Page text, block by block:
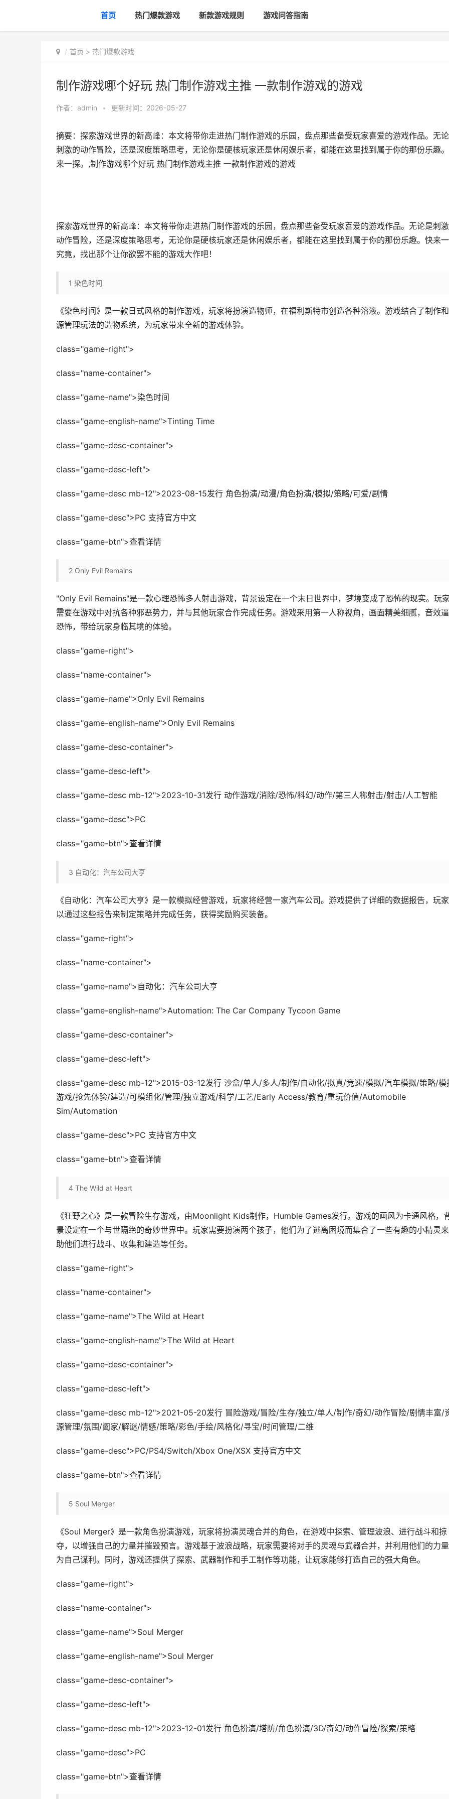
首页 热门爆款游戏 新款游戏规则 游戏问答指南
首页 > 热门爆款游戏
制作游戏哪个好玩 热门制作游戏主推 一款制作游戏的游戏
作者： admin • 更新时间：2026-05-27
摘要：探索游戏世界的新高峰：本文将带你走进热门制作游戏的乐园，盘点那些备受玩家喜爱的游戏作品。无
刺激的动作冒险，还是深度策略思考，无论你是硬核玩家还是休闲娱乐者，都能在这里找到属于你的那份乐趣
来一探。,制作游戏哪个好玩 热门制作游戏主推 一款制作游戏的游戏
探索游戏世界的新高峰：本文将带你走进热门制作游戏的乐园，盘点那些备受玩家喜爱的游戏作品。无论是刺
动作冒险，还是深度策略思考，无论你是硬核玩家还是休闲娱乐者，都能在这里找到属于你的那份乐趣。快来
究竟，找出那个让你欲罢不能的游戏大作吧！
1 染色时间
《染色时间》是一款日式风格的制作游戏，玩家将扮演造物师，在福利斯特市创造各种溶液。游戏结合了制作
源管理玩法的造物系统，为玩家带来全新的游戏体验。
class="game-right">
class="name-container">
class="game-name">染色时间
class="game-english-name">Tinting Time
class="game-desc-container">
class="game-desc-left">
class="game-desc mb-12">2023-08-15发行 角色扮演/动漫/角色扮演/模拟/策略/可爱/剧情
class="game-desc">PC 支持官方中文
class="game-btn">查看详情
2 Only Evil Remains
"Only Evil Remains"是一款心理恐怖多人射击游戏，背景设定在一个末日世界中，梦境变成了恐怖的现实。玩
需要在游戏中对抗各种邪恶势力，并与其他玩家合作完成任务。游戏采用第一人称视角，画面精美细腻，音效
恐怖，带给玩家身临其境的体验。
class="game-right">
class="name-container">
class="game-name">Only Evil Remains
class="game-english-name">Only Evil Remains
class="game-desc-container">
class="game-desc-left">
class="game-desc mb-12">2023-10-31发行 动作游戏/消除/恐怖/科幻/动作/第三人称射击/射击/人工智能
class="game-desc">PC
class="game-btn">查看详情
3 自动化：汽车公司大亨
《自动化：汽车公司大亨》是一款模拟经营游戏，玩家将经营一家汽车公司。游戏提供了详细的数据报告，玩
以通过这些报告来制定策略并完成任务，获得奖励购买装备。
class="game-right">
class="name-container">
class="game-name">自动化：汽车公司大亨
class="game-english-name">Automation: The Car Company Tycoon Game
class="game-desc-container">
class="game-desc-left">
class="game-desc mb-12">2015-03-12发行 沙盒/单人/多人/制作/自动化/拟真/竞速/模拟/汽车模拟/策略/模
游戏/抢先体验/建造/可模组化/管理/独立游戏/科学/工艺/Early Access/教育/重玩价值/Automobile
Sim/Automation
class="game-desc">PC 支持官方中文
class="game-btn">查看详情
4 The Wild at Heart
《狂野之心》是一款冒险生存游戏，由Moonlight Kids制作，Humble Games发行。游戏的画风为卡通风格，
景设定在一个与世隔绝的奇妙世界中。玩家需要扮演两个孩子，他们为了逃离困境而集合了一些有趣的小精灵
助他们进行战斗、收集和建造等任务。
class="game-right">
class="name-container">
class="game-name">The Wild at Heart
class="game-english-name">The Wild at Heart
class="game-desc-container">
class="game-desc-left">
class="game-desc mb-12">2021-05-20发行 冒险游戏/冒险/生存/独立/单人/制作/奇幻/动作冒险/剧情丰富/
源管理/氛围/阖家/解谜/情感/策略/彩色/手绘/风格化/寻宝/时间管理/二维
class="game-desc">PC/PS4/Switch/Xbox One/XSX 支持官方中文
class="game-btn">查看详情
5 Soul Merger
《Soul Merger》是一款角色扮演游戏，玩家将扮演灵魂合并的角色，在游戏中探索、管理波浪、进行战斗和掠
夺，以增强自己的力量并摧毁预言。游戏基于波浪战略，玩家需要将对手的灵魂与武器合并，并利用他们的力
为自己谋利。同时，游戏还提供了探索、武器制作和手工制作等功能，让玩家能够打造自己的强大角色。
class="game-right">
class="name-container">
class="game-name">Soul Merger
class="game-english-name">Soul Merger
class="game-desc-container">
class="game-desc-left">
class="game-desc mb-12">2023-12-01发行 角色扮演/塔防/角色扮演/3D/奇幻/动作冒险/探索/策略
class="game-desc">PC
class="game-btn">查看详情